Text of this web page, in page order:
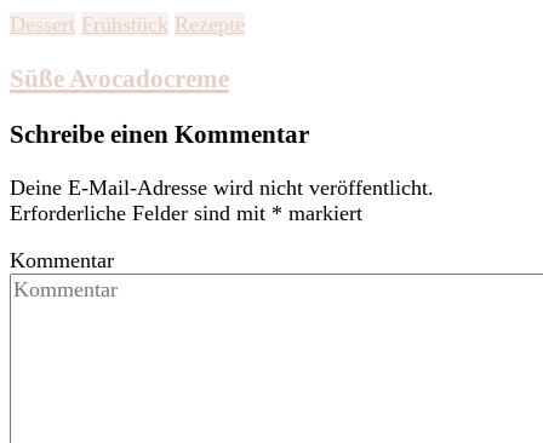
Dessert Frühstück Rezepte
Süße Avocadocreme
Schreibe einen Kommentar
Deine E-Mail-Adresse wird nicht veröffentlicht.
Erforderliche Felder sind mit * markiert
Kommentar